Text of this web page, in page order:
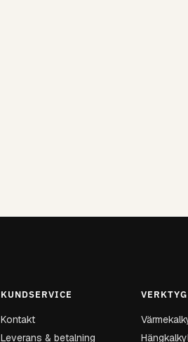
KUNDSERVICE
Kontakt
Leverans & betalning
VERKTYG